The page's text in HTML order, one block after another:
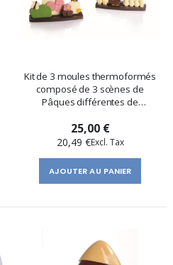
Kit de 3 moules thermoformés
composé de 3 scènes de
Pâques différentes de
25,00 €
20,49 €
AJOUTER AU PANIER